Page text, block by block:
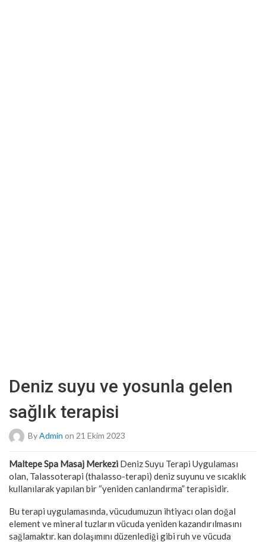
Deniz suyu ve yosunla gelen
sağlık terapisi
ByAdmin on 21 Ekim 2023
Maltepe Spa Masaj Merkezi Deniz Suyu Terapi Uygulaması
olan, Talassoterapi (thalasso-terapi) deniz suyunu ve sıcaklık
kullanılarak yapılan bir “yeniden canlandırma” terapisidir.
Bu terapi uygulamasında, vücudumuzun ihtiyacı olan doğal
element ve mineral tuzların vücuda yeniden kazandırılmasını
sağlamaktır. kan dolaşımını düzenlediği gibi ruh ve vücuda